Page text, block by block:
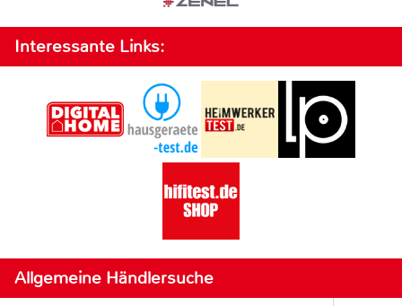
Interessante Links:
Allgemeine Händlersuche